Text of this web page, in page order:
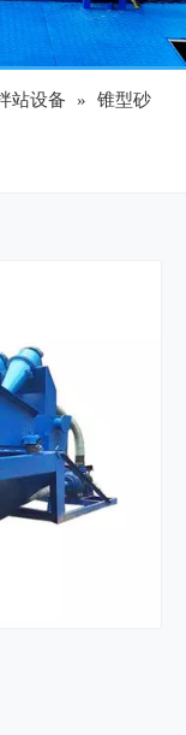
站设备 » 锥型砂